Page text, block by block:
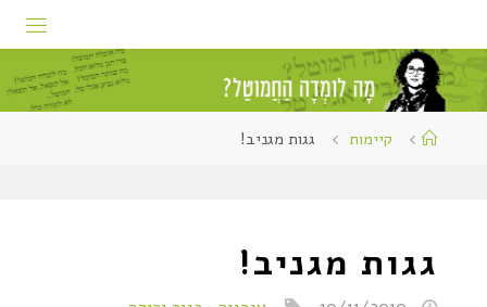
קיימות גגות מגניב!
גגות מגניב!